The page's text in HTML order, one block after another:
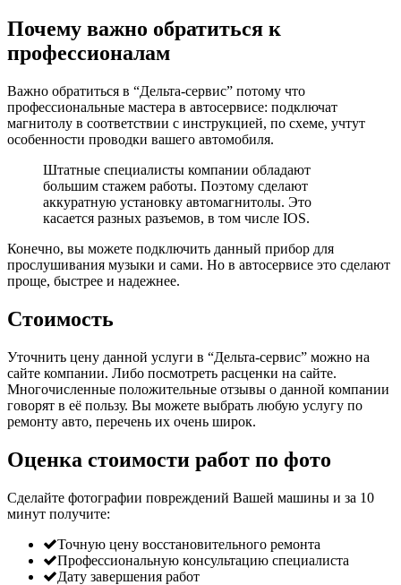
Почему важно обратиться к
профессионалам
Важно обратиться в “Дельта-сервис” потому что
профессиональные мастера в автосервисе: подключат
магнитолу в соответствии с инструкцией, по схеме, учтут
особенности проводки вашего автомобиля.
Штатные специалисты компании обладают
большим стажем работы. Поэтому сделают
аккуратную установку автомагнитолы. Это
касается разных разъемов, в том числе IOS.
Конечно, вы можете подключить данный прибор для
прослушивания музыки и сами. Но в автосервисе это сделают
проще, быстрее и надежнее.
Стоимость
Уточнить цену данной услуги в “Дельта-сервис” можно на
сайте компании. Либо посмотреть расценки на сайте.
Многочисленные положительные отзывы о данной компании
говорят в её пользу. Вы можете выбрать любую услугу по
ремонту авто, перечень их очень широк.
Оценка стоимости работ по фото
Сделайте фотографии повреждений Вашей машины и за 10
минут получите:
Точную цену восстановительного ремонта
Профессиональную консультацию специалиста
Дату завершения работ